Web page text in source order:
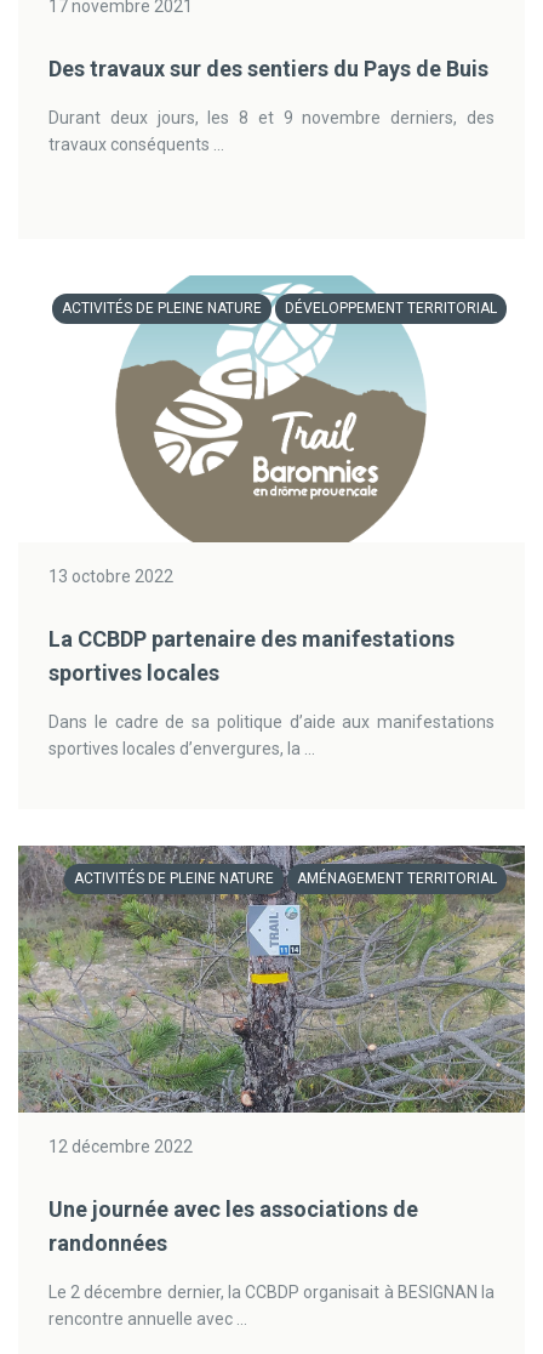
17 novembre 2021
Des travaux sur des sentiers du Pays de Buis
Durant deux jours, les 8 et 9 novembre derniers, des
travaux conséquents ...
ACTIVITÉS DE PLEINE NATURE DÉVELOPPEMENT TERRITORIAL
13 octobre 2022
La CCBDP partenaire des manifestations
sportives locales
Dans le cadre de sa politique d’aide aux manifestations
sportives locales d’envergures, la ...
ACTIVITÉS DE PLEINE NATURE AMÉNAGEMENT TERRITORIAL
12 décembre 2022
Une journée avec les associations de
randonnées
Le 2 décembre dernier, la CCBDP organisait à BESIGNAN la
rencontre annuelle avec ...